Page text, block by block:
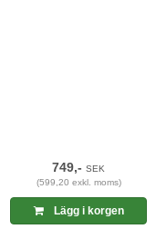
749,-SEK
(599,20 exkl. moms)
Lägg i korgen